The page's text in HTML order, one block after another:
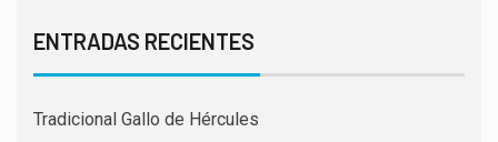
ENTRADAS RECIENTES
Tradicional Gallo de Hércules